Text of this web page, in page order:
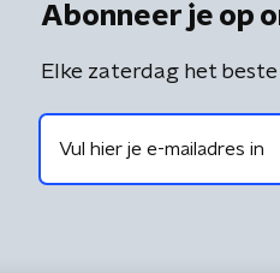
Abonneer je op
Elke zaterdag het beste